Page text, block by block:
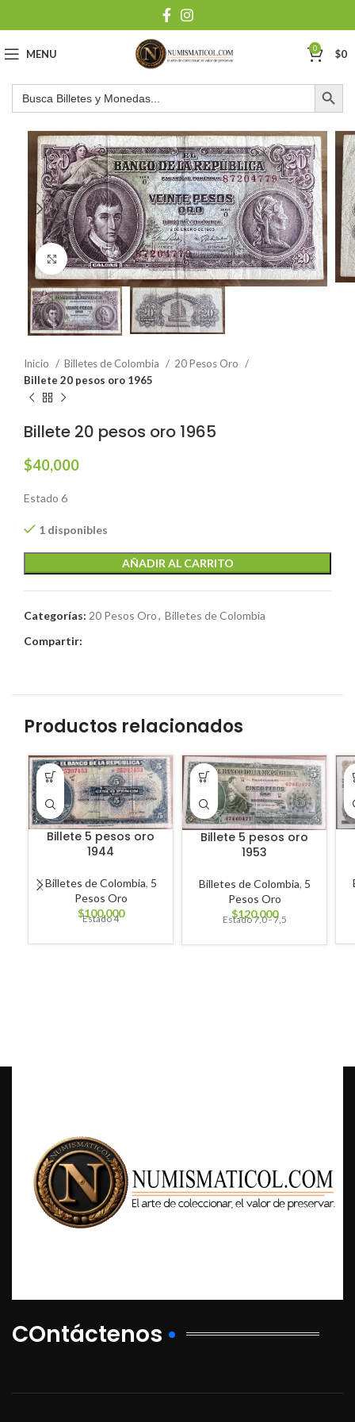
MENU 0 $0
Buscar: Botón de
Click to enlarge
Inicio Billetes de Colombia
20 Pesos Oro
Billete 20 pesos oro 1965
Billete 20 pesos oro 1965
$40,000
Estado 6
1 disponibles
AÑADIR AL CARRITO
Categorías: 20 Pesos Oro, Billetes de Colombia
Compartir:
Productos relacionados
Billete 5 pesos oro
1944
Billetes de Colombia, 5
Pesos Oro
$100,000
Estado 4
Billete 5 pesos oro
1953
Billetes de Colombia, 5
Pesos Oro
$120,000
Estado 7,0 - 7,5
COntáctenos